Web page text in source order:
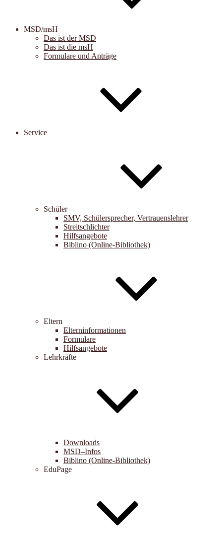
MSD/msH
Das ist der MSD
Das ist die msH
Formulare und Anträge
Service
Schüler
SMV, Schülersprecher, Vertrauenslehrer
Streitschlichter
Hilfsangebote
Biblino (Online-Bibliothek)
Eltern
Elterninformationen
Formulare
Hilfsangebote
Lehrkräfte
Downloads
MSD–Infos
Biblino (Online-Bibliothek)
EduPage